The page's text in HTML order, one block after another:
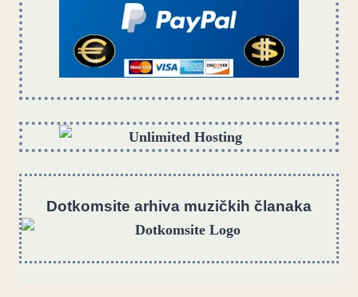
Dotkomsite arhiva muzičkih članaka